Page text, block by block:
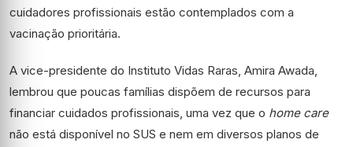
cuidadores profissionais estão contemplados com a
vacinação prioritária.
A vice-presidente do Instituto Vidas Raras, Amira Awada,
lembrou que poucas famílias dispõem de recursos para
financiar cuidados profissionais, uma vez que o home care
não está disponível no SUS e nem em diversos planos de